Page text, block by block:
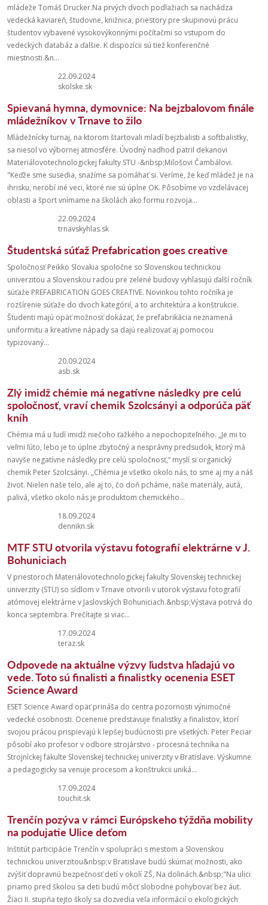
mládeže Tomáš Drucker.Na prvých dvoch podlažiach sa nachádza
vedecká kaviareň, študovne, knižnica, priestory pre skupinovú prácu
študentov vybavené vysokovýkonnými počítačmi so vstupom do
vedeckých databáz a ďalšie. K dispozícii sú tiež konferenčné
miestnosti.&n...
22.09.2024
skolske.sk
Spievaná hymna, dymovnice: Na bejzbalovom finále
mládežníkov v Trnave to žilo
Mládežnícky turnaj, na ktorom štartovali mladí bejzbalisti a softbalistky,
sa niesol vo výbornej atmosfére. Úvodný nadhod patril dekanovi
Materiálovotechnologickej fakulty STU -&nbsp;Milošovi Čambálovi.
"Keďže sme susedia, snažíme sa pomáhať si. Veríme, že keď mládež je na
ihrisku, nerobí iné veci, ktoré nie sú úplne OK. Pôsobíme vo vzdelávacej
oblasti a šport vnímame na školách ako formu rozvoja...
22.09.2024
trnavskyhlas.sk
Študentská súťaž Prefabrication goes creative
Spoločnosť Peikko Slovakia spoločne so Slovenskou technickou
univerzitou a Slovenskou radou pre zelené budovy vyhlasujú ďalší ročník
súťaže PREFABRICATION GOES CREATIVE. Novinkou tohto ročníka je
rozšírenie súťaže do dvoch kategórií, a to architektúra a konštrukcie.
Študenti majú opäť možnosť dokázať, že prefabrikácia neznamená
uniformitu a kreatívne nápady sa dajú realizovať aj pomocou
typizovaný...
20.09.2024
asb.sk
Zlý imidž chémie má negatívne následky pre celú
spoločnosť, vraví chemik Szolcsányi a odporúča päť
kníh
Chémia má u ľudí imidž niečoho ťažkého a nepochopiteľného. „Je mi to
veľmi ľúto, lebo je to úplne zbytočný a nesprávny predsudok, ktorý má
navyše negatívne následky pre celú spoločnosť,“ myslí si organický
chemik Peter Szolcsányi. „Chémia je všetko okolo nás, to sme aj my a náš
život. Nielen naše telo, ale aj to, čo doň pcháme, naše materiály, autá,
palivá, všetko okolo nás je produktom chemického...
18.09.2024
dennikn.sk
MTF STU otvorila výstavu fotografií elektrárne v J.
Bohuniciach
V priestoroch Materiálovotechnologickej fakulty Slovenskej technickej
univerzity (STU) so sídlom v Trnave otvorili v utorok výstavu fotografií
atómovej elektrárne v Jaslovských Bohuniciach.&nbsp;Výstava potrvá do
konca septembra. Prečítajte si viac...
17.09.2024
teraz.sk
Odpovede na aktuálne výzvy ľudstva hľadajú vo
vede. Toto sú finalisti a finalistky ocenenia ESET
Science Award
ESET Science Award opäť prináša do centra pozornosti výnimočné
vedecké osobnosti. Ocenenie predstavuje finalistky a finalistov, ktorí
svojou prácou prispievajú k lepšej budúcnosti pre všetkých. Peter Peciar
pôsobí ako profesor v odbore strojárstvo - procesná technika na
Strojníckej fakulte Slovenskej technickej univerzity v Bratislave. Výskumne
a pedagogicky sa venuje procesom a konštrukcii uniká...
17.09.2024
touchit.sk
Trenčín pozýva v rámci Európskeho týždňa mobility
na podujatie Ulice deťom
Inštitút participácie Trenčín v spolupráci s mestom a Slovenskou
technickou univerzitou&nbsp;v Bratislave budú skúmať možnosti, ako
zvýšiť dopravnú bezpečnosť detí v okolí ZŠ, Na dolinách.&nbsp;"Na ulici
priamo pred školou sa deti budú môcť slobodne pohybovať bez áut.
Žiaci II. stupňa tejto školy sa dozvedia veľa informácií o ekologických